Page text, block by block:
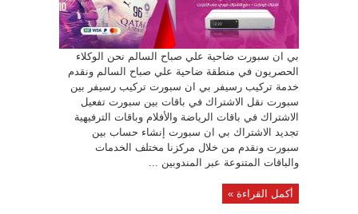
بي ان سبورت ضاحية علي صباح السالم نحن الوكلاء
الحصريون في منطقة ضاحية علي صباح السالم ونقدم
خدمة تركيب رسيفر بي ان سبورت تركيب رسيفر بين
سبورت نقل الاشتراك في باقات بين سبورت تفعيل
الاشتراك في باقات الرياضة والأفلام وباقات الترفيهية
تجديد الاشتراك بي ان سبورت إنشاء حساب بين
سبورت ونقدم من خلال مركزنا مختلف الخدمات
والباقات المتنوعة عبر المندوبين ...
أكمل القراءة »